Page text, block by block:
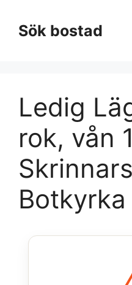
innehållSök bostad
Ledig
rok, vån
Botkyrka